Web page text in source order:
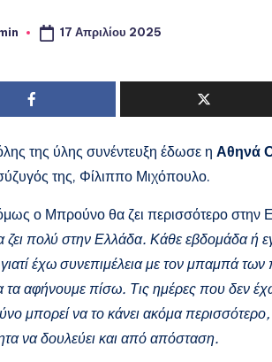
17 Απριλίου 2025
της ύλης συνέντευξη έδωσε η Αθηνά
της, Φίλιππο Μιχόπουλο.
ο Μπρούνο θα ζει περισσότερο στην
ζει πολύ στην Ελλάδα. Κάθε εβδομάδα ή
έχω συνεπιμέλεια με τον μπαμπά
τα αφήνουμε πίσω. Τις ημέρες που δεν
μπορεί να το κάνει ακόμα περισσότερο,
να δουλεύει και από απόσταση.